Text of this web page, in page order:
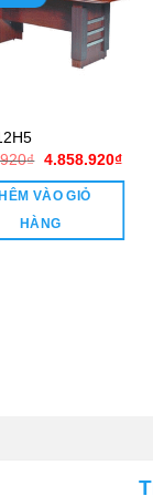
₫ Giá
là:
4.858.920₫.
4.858.920₫Giá
VÀO GIỎ
HÀNG